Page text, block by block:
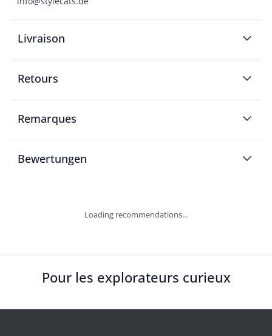
Livraison
Retours
Remarques
Bewertungen
Loading recommendations...
Pour les explorateurs curieux